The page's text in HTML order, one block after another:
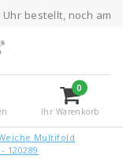
am selben Tag
0
Ihr Warenkorb
Multifold
120289